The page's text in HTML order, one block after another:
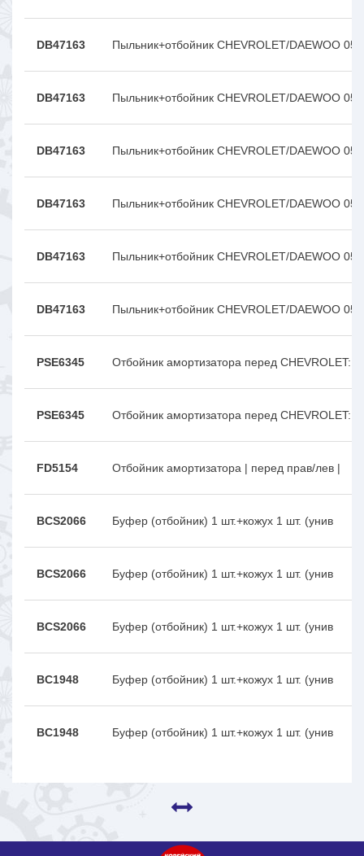
DB47163 Пыльник+отбойник CHEVROLET/DAEWOO 05-
DB47163 Пыльник+отбойник CHEVROLET/DAEWOO 05-
DB47163 Пыльник+отбойник CHEVROLET/DAEWOO 05-
DB47163 Пыльник+отбойник CHEVROLET/DAEWOO 05-
DB47163 Пыльник+отбойник CHEVROLET/DAEWOO 05-
DB47163 Пыльник+отбойник CHEVROLET/DAEWOO 05-
PSE6345 Отбойник амортизатора перед CHEVROLET: L
PSE6345 Отбойник амортизатора перед CHEVROLET: L
FD5154 Отбойник амортизатора | перед прав/лев |
BCS2066 Буфер (отбойник) 1 шт.+кожух 1 шт. (унив
BCS2066 Буфер (отбойник) 1 шт.+кожух 1 шт. (унив
BCS2066 Буфер (отбойник) 1 шт.+кожух 1 шт. (унив
BC1948 Буфер (отбойник) 1 шт.+кожух 1 шт. (унив
BC1948 Буфер (отбойник) 1 шт.+кожух 1 шт. (унив